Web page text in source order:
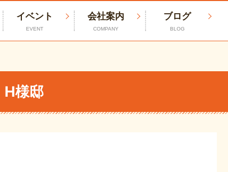
イベント
EVENT
会社案内
COMPANY
ブログ
BLOG
H様邸